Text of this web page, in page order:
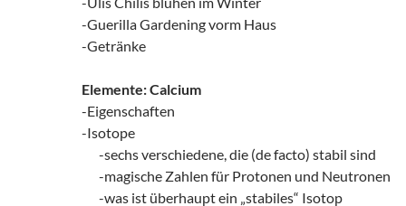
-Guerilla Gardening vorm Haus
-Getränke
Elemente: Calcium
-Eigenschaften
-Isotope
-sechs verschiedene, die (de facto) stabil sind
-magische Zahlen für Protonen und Neutronen
-was ist überhaupt ein „stabiles“ Isotop